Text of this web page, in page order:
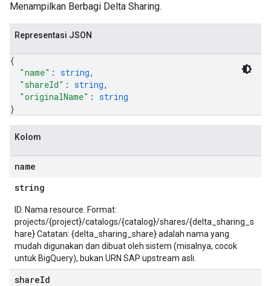
Menampilkan Berbagi Delta Sharing.
Representasi JSON
{
"name" : string,
"shareId" : string,
"originalName" : string
}
Kolom
name
string
ID. Nama resource. Format:
projects/{project}/catalogs/{catalog}/shares/{delta_sharing_s
hare} Catatan: {delta_sharing_share} adalah nama yang
mudah digunakan dan dibuat oleh sistem (misalnya, cocok
untuk BigQuery), bukan URN SAP upstream asli.
shareId